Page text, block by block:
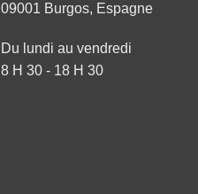
09001 Burgos, Espagne
Du lundi au vendredi
8 H 30 - 18 H 30